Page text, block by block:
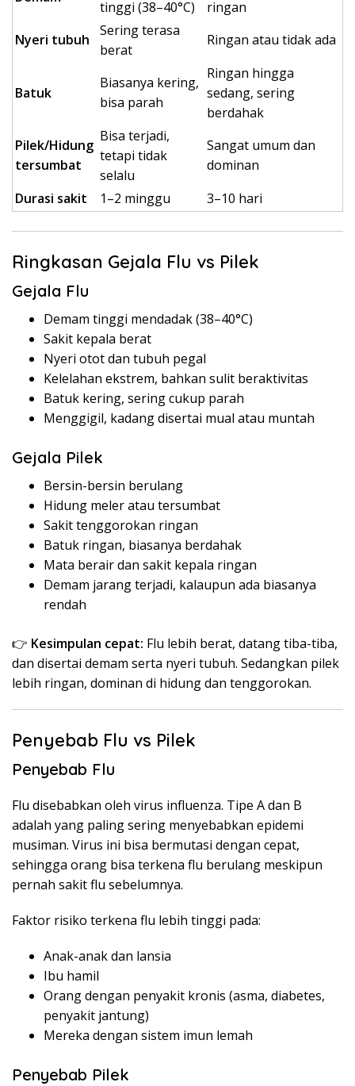
tinggi (38–40°C)
ringan
Nyeri tubuh
Sering terasa
berat
Ringan atau tidak ada
Batuk
Biasanya kering,
bisa parah
Ringan hingga
sedang, sering
berdahak
Pilek/Hidung
tersumbat
Bisa terjadi,
tetapi tidak
selalu
Sangat umum dan
dominan
Durasi sakit
1–2 minggu 3–10 hari
Ringkasan Gejala Flu vs Pilek
Gejala Flu
Demam tinggi mendadak (38–40°C)
Sakit kepala berat
Nyeri otot dan tubuh pegal
Kelelahan ekstrem, bahkan sulit beraktivitas
Batuk kering, sering cukup parah
Menggigil, kadang disertai mual atau muntah
Gejala Pilek
Bersin-bersin berulang
Hidung meler atau tersumbat
Sakit tenggorokan ringan
Batuk ringan, biasanya berdahak
Mata berair dan sakit kepala ringan
Demam jarang terjadi, kalaupun ada biasanya
rendah
👉 Kesimpulan cepat: Flu lebih berat, datang tiba-tiba,
dan disertai demam serta nyeri tubuh. Sedangkan pilek
lebih ringan, dominan di hidung dan tenggorokan.
Penyebab Flu vs Pilek
Penyebab Flu
Flu disebabkan oleh virus influenza. Tipe A dan B
adalah yang paling sering menyebabkan epidemi
musiman. Virus ini bisa bermutasi dengan cepat,
sehingga orang bisa terkena flu berulang meskipun
pernah sakit flu sebelumnya.
Faktor risiko terkena flu lebih tinggi pada:
Anak-anak dan lansia
Ibu hamil
Orang dengan penyakit kronis (asma, diabetes,
penyakit jantung)
Mereka dengan sistem imun lemah
Penyebab Pilek